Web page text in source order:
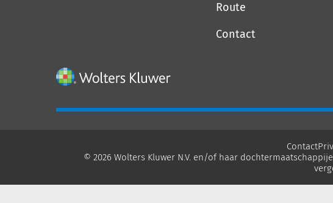
Route
Contact
Contact
© 2026 Wolters Kluwer N.V. en/of haar